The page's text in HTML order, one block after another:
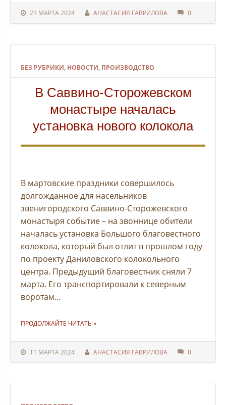
23 МАРТА 2024 АНАСТАСИЯ ГАВРИЛОВА 0
БЕЗ РУБРИКИ, НОВОСТИ, ПРОИЗВОДСТВО
В Саввино-Сторожевском
монастыре началась
установка нового колокола
11 МАРТА 2024 АНАСТАСИЯ ГАВРИЛОВА 0
В мартовские праздники совершилось
долгожданное для насельников
звенигородского Саввино-Сторожевского
монастыря событие – на звоннице обители
началась установка Большого благовестного
колокола, который был отлит в прошлом году
по проекту Даниловского колокольного
центра. Предыдущий благовестник сняли 7
марта. Его транспортировали к северным
воротам…
ПРОДОЛЖАЙТЕ ЧИТАТЬ »